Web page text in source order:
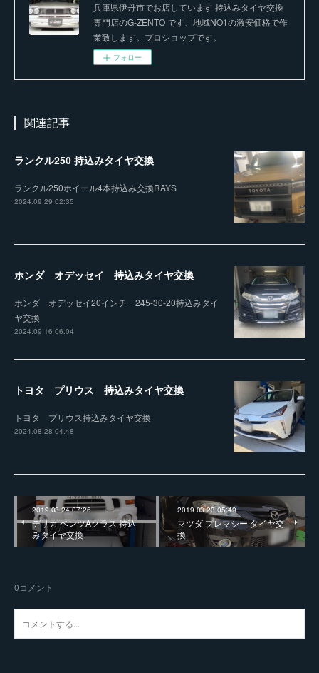
兵庫県伊丹市でお店しています 持込みタイヤ交換
専門店のG-ZENTO です、地域NO1の激安価格で作
業致します。プロショップです。
フォロー
関連記事
ランクル250 持込みタイヤ交換
ランクル250ホイール4本持込み交換RAYS
2024.09.29 02:35
ホンダ オデッセイ 持込みタイヤ交換
ホンダ オデッセイ20インチ 245-30-20持込みタイ
ヤ交換
2024.09.16 06:04
トヨタ プリウス 持込みタイヤ交換
トヨタ プリウス持込みタイヤ交換
2024.08.28 04:48
2019.03.24 07:26
デリカ ベンツAクラス 持込
みタイヤ交換
2019.03.23 05:49
マツダ プレマシー タイヤ交
換
0コメント